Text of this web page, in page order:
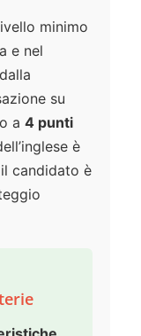
minimo
e nel
su
a 4 punti
è
candidato è